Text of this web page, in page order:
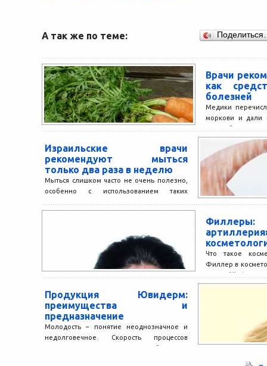
А так же по теме:
Врачи
как
болезней
Медики
моркови и дали
известно,
Израильские врачи
рекомендуют мыться
только два раза в неделю
Мыться слишком часто не очень полезно,
особенно с использованием таких
предупреждают израильские врачи. По
Что такое
Филлер в
которого –
Продукция Ювидерм:
преимущества и
предназначение
Молодость – понятие неоднозначное и
недолговечное. Скорость процессов